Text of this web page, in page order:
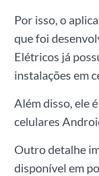
Por isso, o
que foi
Elétricos já
instalações em
Além disso, ele
celulares
Outro detalhe
disponível em